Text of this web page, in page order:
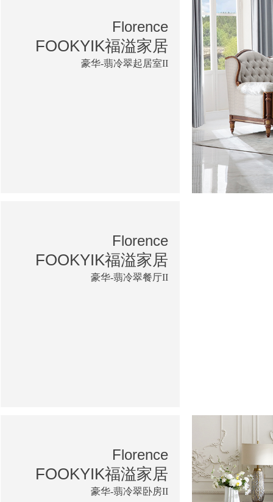
Florence
FOOKYIK福溢家居
豪华-翡冷翠起居室II
Florence
FOOKYIK福溢家居
豪华-翡冷翠餐厅II
Florence
FOOKYIK福溢家居
豪华-翡冷翠卧房II